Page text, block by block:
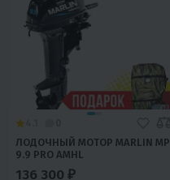
ЛОДОЧНЫЙ МОТОР MARLIN MP
9.9 PRO AMHL
136 300 ₽